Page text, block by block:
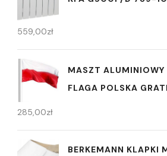
559,00zł
MASZT
FLAGA POLSKA
285,00zł
BERKEMANN KLAPKI